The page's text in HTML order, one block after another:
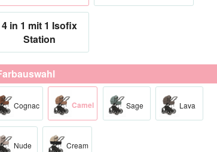
4 in 1 mit 1 Isofix
Station
Cognac Camel Sage Lava
Nude Cream